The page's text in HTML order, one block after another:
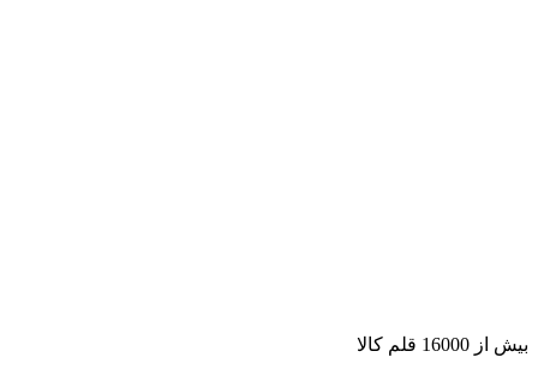
بیش از 16000 قلم کالا